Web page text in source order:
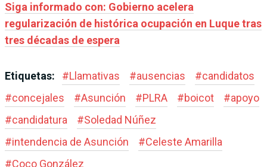
Siga informado con: Gobierno acelera
regularización de histórica ocupación en Luque tras
tres décadas de espera
Etiquetas: #Llamativas #ausencias #candidatos
#concejales #Asunción #PLRA #boicot #apoyo
#candidatura #Soledad Núñez
#intendencia de Asunción #Celeste Amarilla
#Coco González